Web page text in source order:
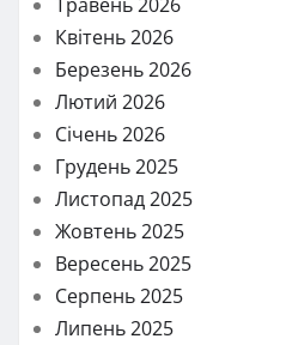
Квітень 2026
Березень 2026
Лютий 2026
Січень 2026
Грудень 2025
Листопад 2025
Жовтень 2025
Вересень 2025
Серпень 2025
Липень 2025